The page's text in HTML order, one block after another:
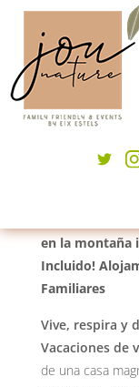
El Jou Nature
en la montaña
Incluido!
Familiares
Vive, respira y
Vacaciones de
de una casa